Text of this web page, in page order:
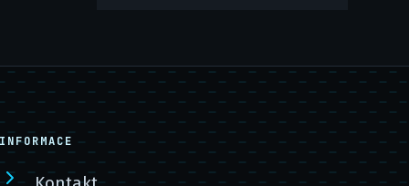
INFORMACE